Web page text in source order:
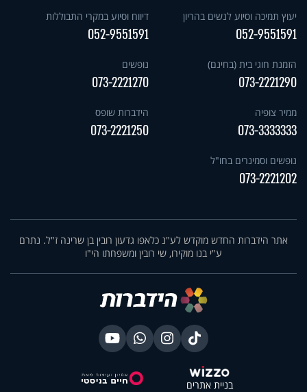
יעוץ תמיכה וסיוע לנשים בהריון
052-9551591
דיווח וסיוע במקרי התבוללות
052-9551591
הזמנת חוגי בית (בחינם)
073-2221290
נופשים
073-2221270
ממיר צופיה
073-3333333
הידברות שופס
073-2221250
נופשים וסמינרים בחו"ל
073-2221202
אתר הידברות החדש מוקדש לע"נ כלאפו גדעון רובין בן שרינה ז"ל. נתרם
ע"י בנו מוקירו, שי רובין ומשפחתו הי"ו
בניית אתרים